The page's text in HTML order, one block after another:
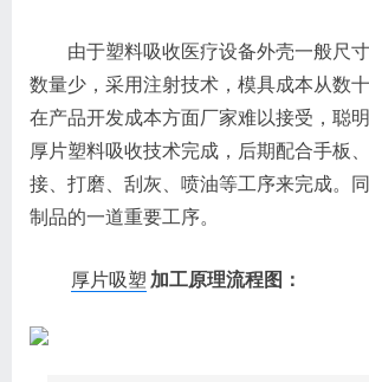
由于塑料吸收医疗设备外壳一般尺寸
数量少，采用注射技术，模具成本从数
在产品开发成本方面厂家难以接受，聪
厚片塑料吸收技术完成，后期配合手板
接、打磨、刮灰、喷油等工序来完成。
制品的一道重要工序。
厚片吸塑 加工原理流程图：